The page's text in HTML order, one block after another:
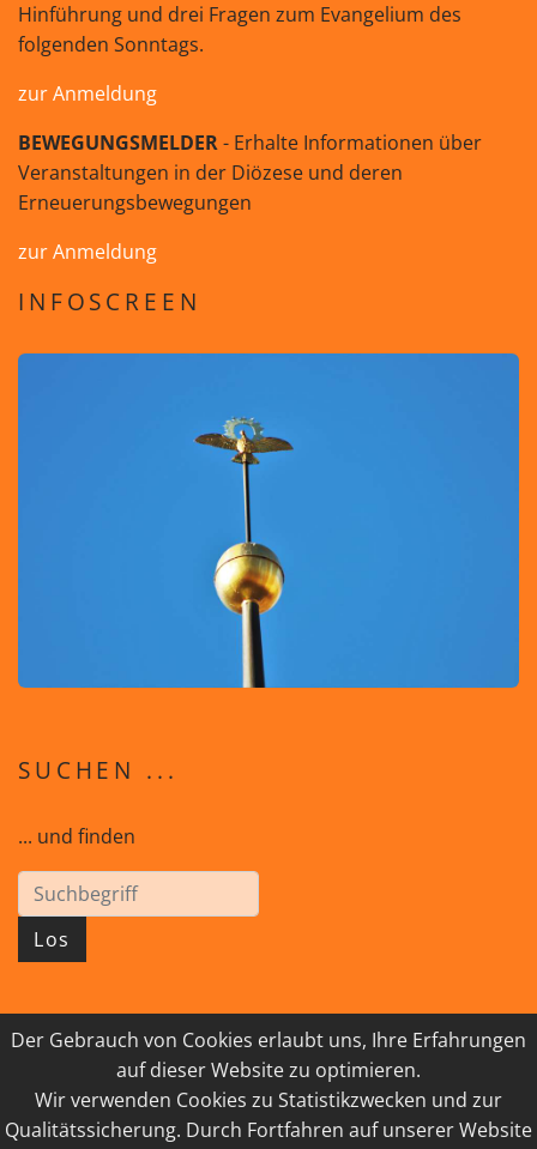
Der Gebrauch von Cookies erlaubt uns, Ihre Erfahrungen
auf dieser Website zu optimieren.
Wir verwenden Cookies zu Statistikzwecken und zur
Qualitätssicherung. Durch Fortfahren auf unserer Website
Hinführung und drei Fragen zum Evangelium des
folgenden Sonntags.
zur Anmeldung
BEWEGUNGSMELDER- Erhalte Informationen über
Veranstaltungen in der Diözese und deren
Erneuerungsbewegungen
zur Anmeldung
INFOSCREEN
SUCHEN ...
... und finden
Los
© 2026 GEISTreich - Diözese Innsbruck
IMPRESSUM
LINKSAMMLUNG